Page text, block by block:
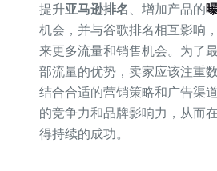
提升亚马逊排名 、增加产品的
机会，并与谷歌排名相互影响
来更多流量和销售机会。为了
部流量的优势，卖家应该注重
结合合适的营销策略和广告渠
的竞争力和品牌影响力，从而
得持续的成功。